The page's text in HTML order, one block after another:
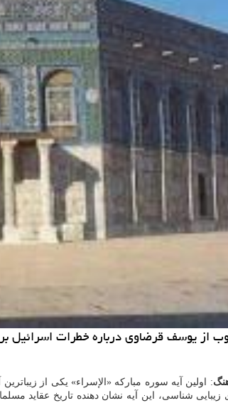
از یوسف قرضاوی درباره خطرات اسرائیل
: اولین آیه سوره مبارکه «الإسراء» یکی از
زیبایی شناسی، این آیه نشان دهنده تاریخ